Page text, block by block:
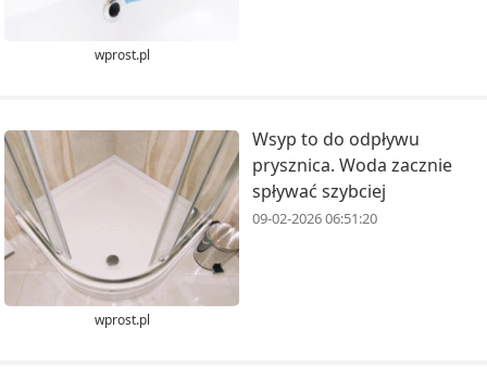
wprost.pl
wprost.pl
Wsyp to do odpływu
prysznica. Woda zacznie
spływać szybciej
09-02-2026 06:51:20